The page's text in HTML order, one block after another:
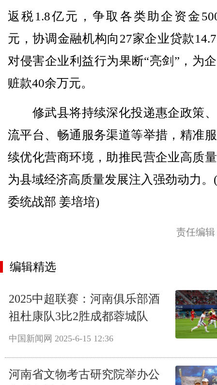
返税1.8亿元，争取各类助企资金
元，协调金融机构向27家企业贷款
对侵害企业利益行为果断“亮剑”，为
赃款40余万元。
修武县将持续深化投递惠企政策
流平台、畅通服务渠道等举措，精准
续优化营商环境，助推民营企业高质
为县域经济高质量发展注入强劲动力。
委统战部 姜培培)
责任编
编辑精选
2025中超联赛：河南俱乐部酒
祖杜康队3比2胜成都蓉城队
中国新闻网 2025-6-15 12:36
河南省文物考古研究院举办公